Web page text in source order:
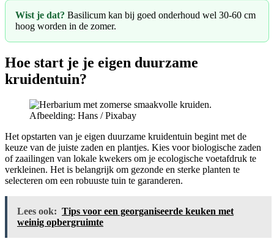
Wist je dat? Basilicum kan bij goed onderhoud wel 30-60 cm
hoog worden in de zomer.
Hoe start je je eigen duurzame
kruidentuin?
Afbeelding: Hans / Pixabay
Het opstarten van je eigen duurzame kruidentuin begint met de
keuze van de juiste zaden en plantjes. Kies voor biologische zaden
of zaailingen van lokale kwekers om je ecologische voetafdruk te
verkleinen. Het is belangrijk om gezonde en sterke planten te
selecteren om een robuuste tuin te garanderen.
Lees ook: Tips voor een georganiseerde keuken met
weinig opbergruimte